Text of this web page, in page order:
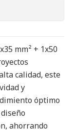
mm² + 1x50
calidad, este
y
óptimo
ahorrando